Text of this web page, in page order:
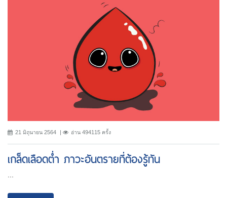
21 มิถุนายน 2564 อ่าน 494115 ครั้ง
เกล็ดเลือดต่ำ ภาวะอันตรายที่ต้องรู้ทัน
...